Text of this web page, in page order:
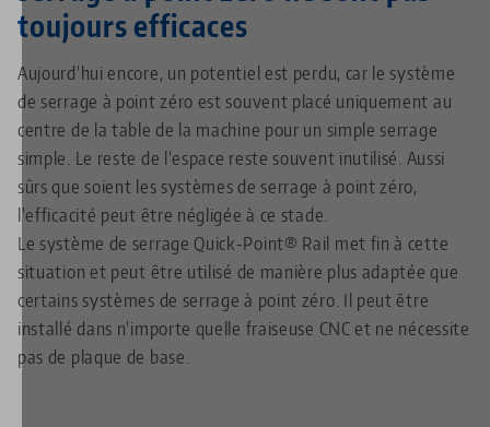
toujours efficaces
Aujourd'hui encore, un potentiel est perdu, car le système
de serrage à point zéro est souvent placé uniquement au
centre de la table de la machine pour un simple serrage
simple. Le reste de l'espace reste souvent inutilisé. Aussi
sûrs que soient les systèmes de serrage à point zéro,
l'efficacité peut être négligée à ce stade.
Le système de serrage Quick-Point® Rail met fin à cette
situation et peut être utilisé de manière plus adaptée que
certains systèmes de serrage à point zéro. Il peut être
installé dans n'importe quelle fraiseuse CNC et ne nécessite
pas de plaque de base.